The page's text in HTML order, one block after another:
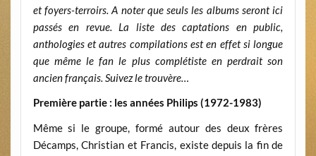
et foyers-terroirs. A noter que seuls les albums seront ici
passés en revue. La liste des captations en public,
anthologies et autres compilations est en effet si longue
que même le fan le plus complétiste en perdrait son
ancien français. Suivez le trouvère…
Première partie : les années Philips (1972-1983)
Même si le groupe, formé autour des deux frères
Décamps, Christian et Francis, existe depuis la fin de